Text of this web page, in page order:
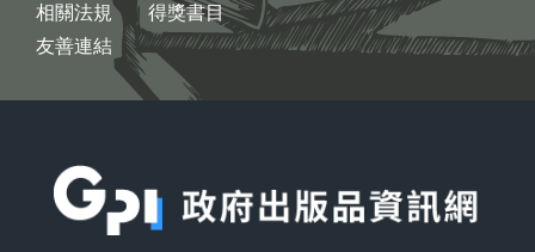
相關法規
友善連結
得獎書目